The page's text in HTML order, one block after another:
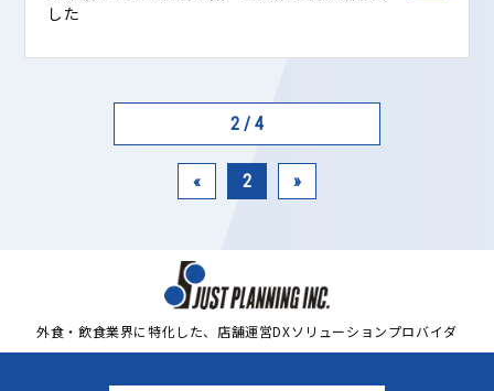
した
2 / 4
« 2 »
外食・飲食業界に特化した、店舗運営DXソリューションプロバイダ